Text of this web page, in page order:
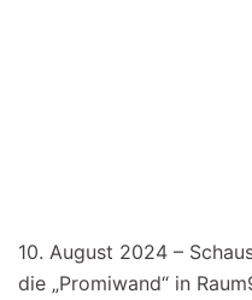
10. August 2024 –
die „Promiwand“ in